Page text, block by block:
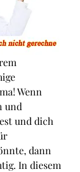
Wenn
und
und dich
dann
In diesem